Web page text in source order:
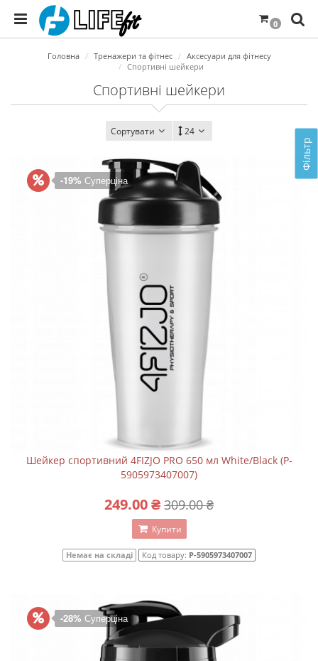
0
Фільтр
Головна Тренажери та фітнес
Аксесуари для фітнесу
Спортивні шейкери
Спортивні шейкери
Сортувати 24
-19% Суперціна
Шейкер спортивний 4FIZJO PRO 650 мл White/Black (P-
5905973407007)
249.00 ₴ 309.00 ₴
Купити
Немає на складі Код товару: P-5905973407007
-28% Суперціна